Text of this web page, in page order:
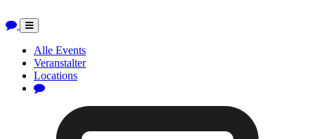
Toggle
navigation
Alle Events
Veranstalter
Locations